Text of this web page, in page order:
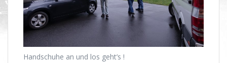
Handschuhe an und los geht’s !